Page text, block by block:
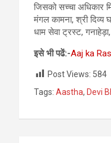
जिसको सच्चा अधिकार
मंगल कामना, श्री दिव्य
धाम सेवा ट्रस्ट,
इसे भी पढें:-Aaj ka
Post Views: 584
Tags: Aastha, Devi